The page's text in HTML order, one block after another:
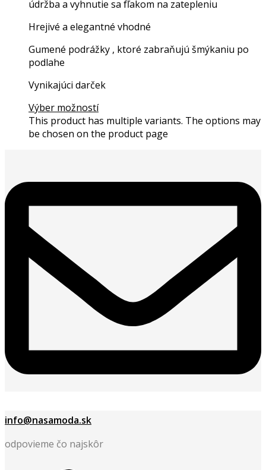
údržba a vyhnutie sa fľakom na zatepleniu
Hrejivé a elegantné vhodné
Gumené podrážky , ktoré zabraňujú šmýkaniu po
podlahe
Vynikajúci darček
Výber možností
This product has multiple variants. The options may
be chosen on the product page
info@nasamoda.sk
odpovieme čo najskôr